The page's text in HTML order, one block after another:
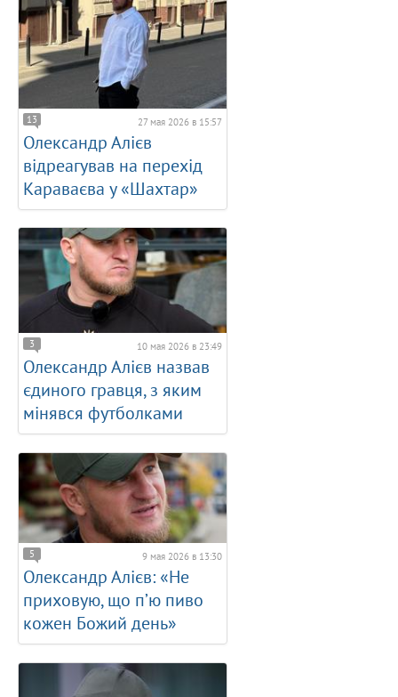
13 27 мая 2026 в 15:57
Олександр Алієв
відреагував на перехід
Караваєва у «Шахтар»
3 10 мая 2026 в 23:49
Олександр Алієв назвав
єдиного гравця, з яким
мінявся футболками
5 9 мая 2026 в 13:30
Олександр Алієв: «Не
приховую, що пʼю пиво
кожен Божий день»